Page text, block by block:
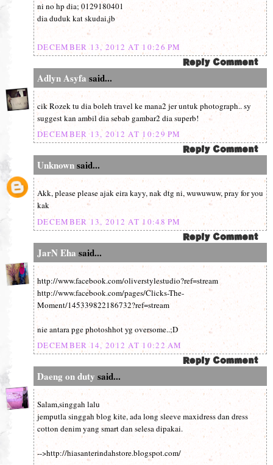
ni no hp dia; 0129180401
dia duduk kat skudai,jb
DECEMBER 13, 2012 AT 10:26 PM
Adlyn Asyfa said...
cik Rozek tu dia boleh travel ke mana2 jer untuk photograph.. sy
suggest kan ambil dia sebab gambar2 dia superb!
DECEMBER 13, 2012 AT 10:29 PM
Unknownsaid...
Akk, please please ajak eira kayy, nak dtg ni, wuwuwuw, pray for you
kak
DECEMBER 13, 2012 AT 10:48 PM
JarN Eha said...
http://www.facebook.com/oliverstylestudio?ref=stream
http://www.facebook.com/pages/Clicks-The-
Moment/145339822186732?ref=stream
nie antara pge photoshhot yg oversome..;D
DECEMBER 14, 2012 AT 10:22 AM
Daeng on duty said...
Salam,singgah lalu
jemputla singgah blog kite, ada long sleeve maxidress dan dress
cotton denim yang smart dan selesa dipakai.
-->http://hiasanterindahstore.blogspot.com/